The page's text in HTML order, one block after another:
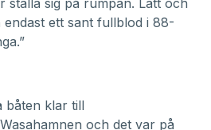
endast ett sant fullblod i 88-
båten klar till
och det var på